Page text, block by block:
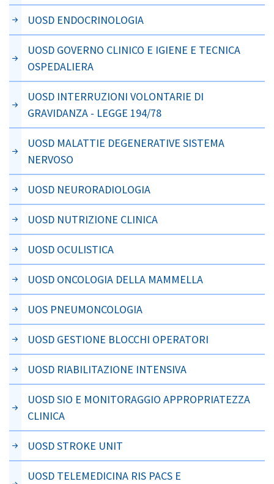
UOSD ENDOCRINOLOGIA
UOSD GOVERNO CLINICO E IGIENE E TECNICA
OSPEDALIERA
UOSD INTERRUZIONI VOLONTARIE DI
GRAVIDANZA - LEGGE 194/78
UOSD MALATTIE DEGENERATIVE SISTEMA
NERVOSO
UOSD NEURORADIOLOGIA
UOSD NUTRIZIONE CLINICA
UOSD OCULISTICA
UOSD ONCOLOGIA DELLA MAMMELLA
UOS PNEUMONCOLOGIA
UOSD GESTIONE BLOCCHI OPERATORI
UOSD RIABILITAZIONE INTENSIVA
UOSD SIO E MONITORAGGIO APPROPRIATEZZA
CLINICA
UOSD STROKE UNIT
UOSD TELEMEDICINA RIS PACS E